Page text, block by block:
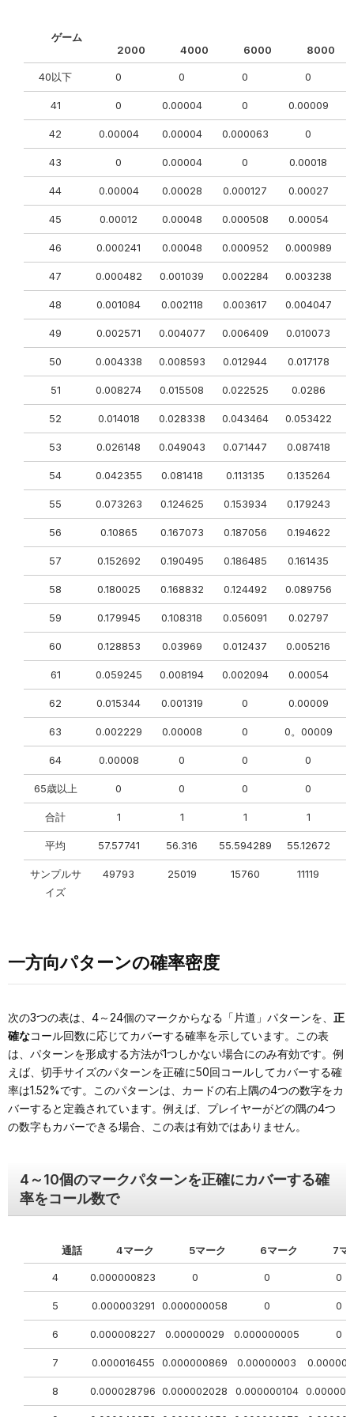
ゲーム
2000
4000 6000 8000
40以下 0 0 0 0
41 0 0.00004 0 0.00009
42 0.00004 0.00004 0.000063 0
43 0 0.00004 0 0.00018
44 0.00004 0.00028 0.000127 0.00027
45 0.00012 0.00048 0.000508 0.00054
46 0.000241 0.00048 0.000952 0.000989
47 0.000482 0.001039 0.002284 0.003238
48 0.001084 0.002118 0.003617 0.004047
49 0.002571 0.004077 0.006409 0.010073
50 0.004338 0.008593 0.012944 0.017178
51 0.008274 0.015508 0.022525 0.0286
52 0.014018 0.028338 0.043464 0.053422
53 0.026148 0.049043 0.071447 0.087418
54 0.042355 0.081418 0.113135 0.135264
55 0.073263 0.124625 0.153934 0.179243
56 0.10865 0.167073 0.187056 0.194622
57 0.152692 0.190495 0.186485 0.161435
58 0.180025 0.168832 0.124492 0.089756
59 0.179945 0.108318 0.056091 0.02797
60 0.128853 0.03969 0.012437 0.005216
61 0.059245 0.008194 0.002094 0.00054
62 0.015344 0.001319 0 0.00009
63 0.002229 0.00008 0 0。00009
64 0.00008 0 0 0
65歳以上 0 0 0 0
合計 1 1 1 1
平均 57.57741 56.316 55.594289 55.12672
サンプルサ
イズ
49793 25019 15760 11119
一方向パターンの確率密度
次の3つの表は、4～24個のマークからなる「片道」パターンを、 正
確なコール回数に応じてカバーする確率を示しています。この表
は、パターンを形成する方法が1つしかない場合にのみ有効です。例
えば、切手サイズのパターンを正確に50回コールしてカバーする確
率は1.52%です。このパターンは、カードの右上隅の4つの数字をカ
バーすると定義されています。例えば、プレイヤーがどの隅の4つ
の数字もカバーできる場合、この表は有効ではありません。
4～10個のマークパターンを正確にカバーする確
率をコール数で
通話 4マーク 5マーク 6マーク 7マ
4 0.000000823 0 0 0
5 0.000003291 0.000000058 0 0
6 0.000008227 0.00000029 0.000000005 0
7 0.000016455 0.000000869 0.00000003
8 0.000028796 0.000002028 0.000000104